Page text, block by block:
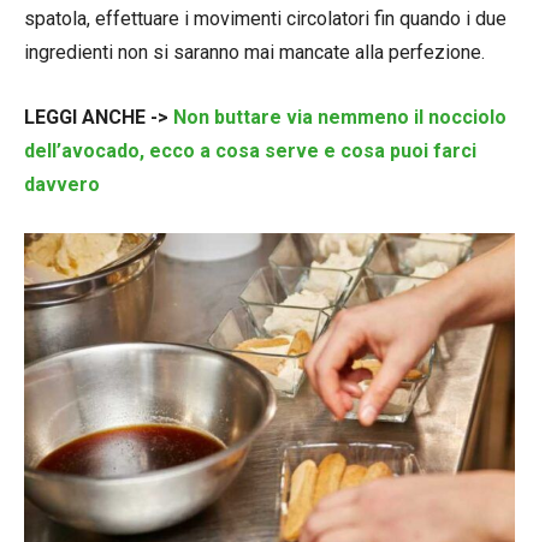
spatola, effettuare i movimenti circolatori fin quando i due
ingredienti non si saranno mai mancate alla perfezione.
LEGGI ANCHE -> Non buttare via nemmeno il nocciolo
dell’avocado, ecco a cosa serve e cosa puoi farci
davvero